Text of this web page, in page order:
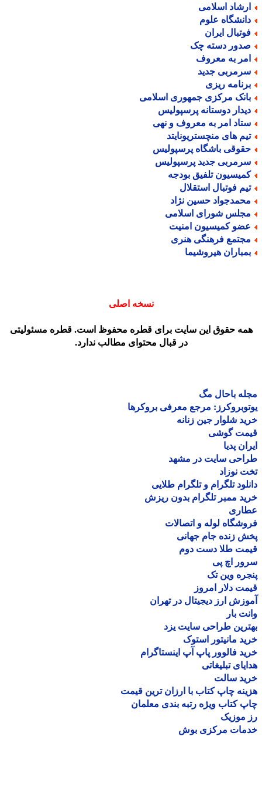
اسلامی
علوم
ایران
دسته چک
به معروف
جدید
ریزی
مرکزی جمهوری اسلامی
دوستانه پرسپولیس
امر به معروف و نهی
های منچستریونایتد
باشگاه پرسپولیس
جدید پرسپولیس
تلفیق بودجه
فوتبال استقلال
حسین نژاد
شورای اسلامی
کمیسیون امنیت
فرهنگی هنری
هیروشیما
نسخه اصلی
حقوق این سایت برای قطره محفوظ است. قطره مسئولیتی
در قبال محتوای مطالب ندارد.
باحال مگ
مرجع معرفی بروکرها
شلوار جین زنانه
گوشی
پدیا
سایت در مشهد
نوزاد
تلگرام و تلگرام طلایی
ممبر تلگرام بدون ریزش
لوله و اتصالات
زنده جام جهانی
طلا دست دوم
اچ پی
وین تک
دلار امروز
ارز دیجیتال در تهران
بار
طراحی سایت یزد
مانیتور استوک
فالوور پاپ آپ اینستاگرام
تبلیغاتی
سالت
چاپ کتاب با ارزان ترین قیمت
کتاب ویژه رتبه بندی معلمان
موزیک
مرکزی بوش